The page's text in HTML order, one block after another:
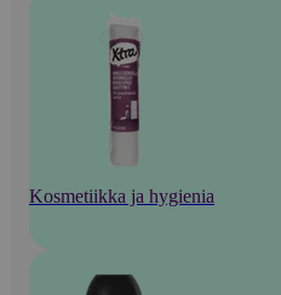
Kosmetiikka ja hygienia